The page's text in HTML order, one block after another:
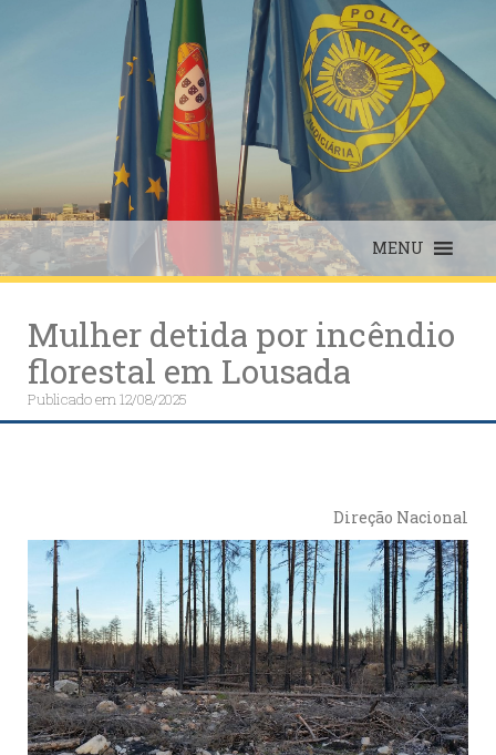
MENU
Mulher detida por incêndio
florestal em Lousada
Publicado em12/08/2025
Direção Nacional